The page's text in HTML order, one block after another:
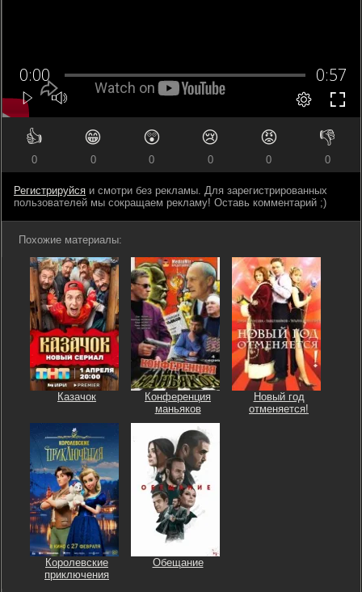
👍
0
😁
0
😲
0
😢
0
😡
0
👎
0
Регистрируйся и смотри без рекламы. Для зарегистрированных
пользователей мы сокращаем рекламу! Оставь комментарий ;)
Похожие материалы:
Казачок
Конференция
маньяков
Новый год
отменяется!
Королевские
приключения
Обещание